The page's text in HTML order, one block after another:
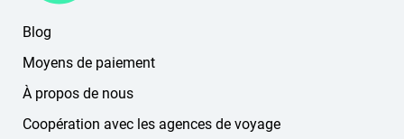
Blog
Moyens de paiement
À propos de nous
Coopération avec les agences de voyage